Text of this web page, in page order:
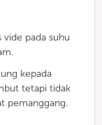
vide pada suhu
kepada
tetapi tidak
pemanggang.